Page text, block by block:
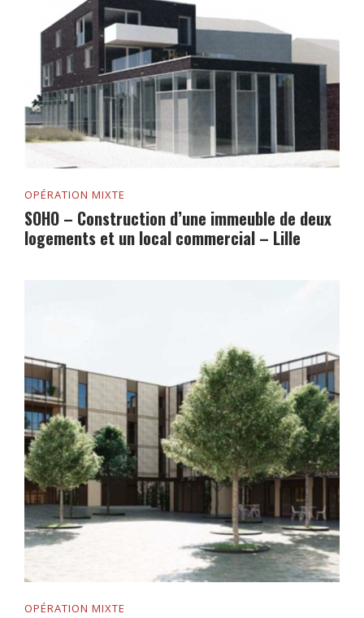
OPÉRATION MIXTE
SOHO – Construction d’une immeuble de deux
logements et un local commercial – Lille
OPÉRATION MIXTE